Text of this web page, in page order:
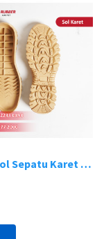
Pabrik Sol Sepatu Karet Bandung 20